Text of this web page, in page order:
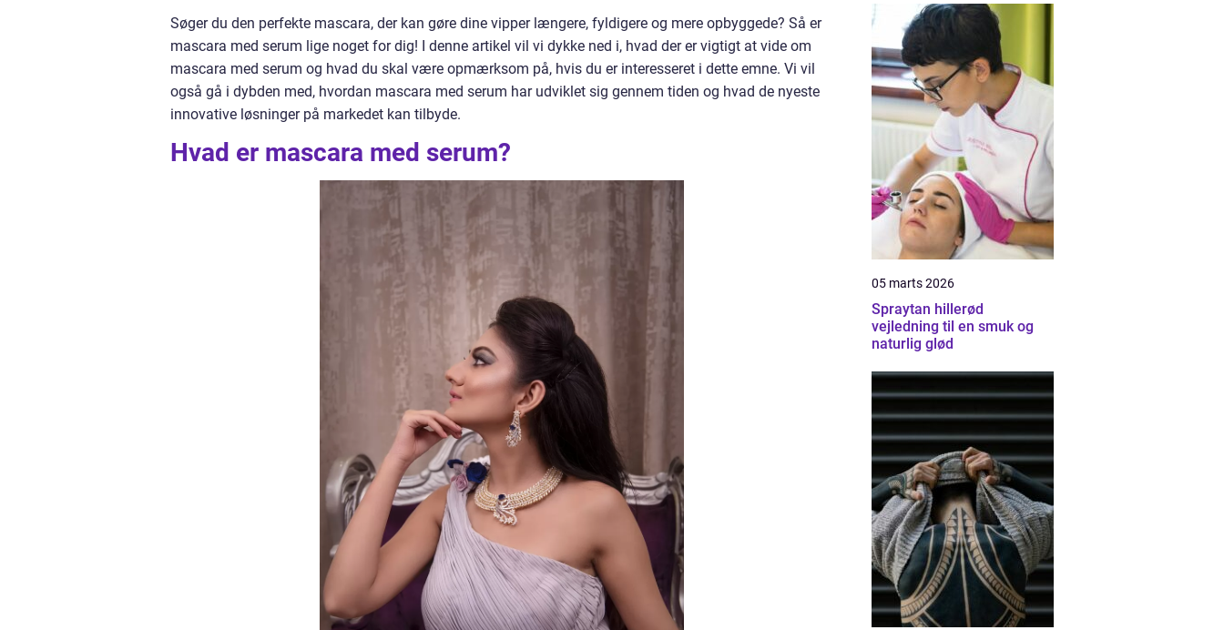
Søger du den perfekte mascara, der kan gøre dine vipper længere, fyldigere og mere opbyggede? Så er
mascara med serum lige noget for dig! I denne artikel vil vi dykke ned i, hvad der er vigtigt at vide om
mascara med serum og hvad du skal være opmærksom på, hvis du er interesseret i dette emne. Vi vil
også gå i dybden med, hvordan mascara med serum har udviklet sig gennem tiden og hvad de nyeste
innovative løsninger på markedet kan tilbyde.
Hvad er mascara med serum?
05 marts 2026
Spraytan hillerød
vejledning til en smuk og
naturlig glød